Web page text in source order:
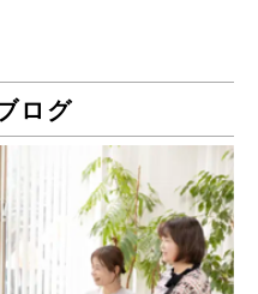
ログ